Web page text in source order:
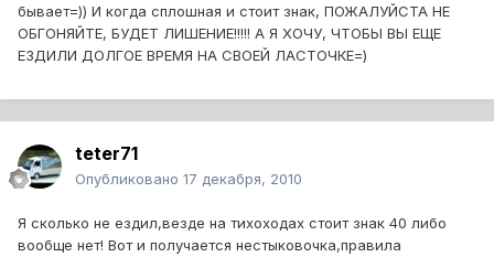
бывает=)) И когда сплошная и стоит знак, ПОЖАЛУЙСТА НЕ
ОБГОНЯЙТЕ, БУДЕТ ЛИШЕНИЕ!!!!! А Я ХОЧУ, ЧТОБЫ ВЫ ЕЩЕ
ЕЗДИЛИ ДОЛГОЕ ВРЕМЯ НА СВОЕЙ ЛАСТОЧКЕ=)
teter71
Опубликовано 17 декабря, 2010
Я сколько не ездил,везде на тихоходах стоит знак 40 либо
вообще нет! Вот и получается нестыковочка,правила